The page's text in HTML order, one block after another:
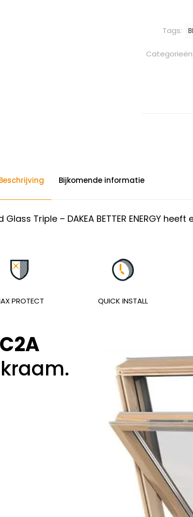
Categorieën:
Tags:
Bijkomende informatie
Triple – DAKEA BETTER ENERGY
PROTECT QUICK INSTALL